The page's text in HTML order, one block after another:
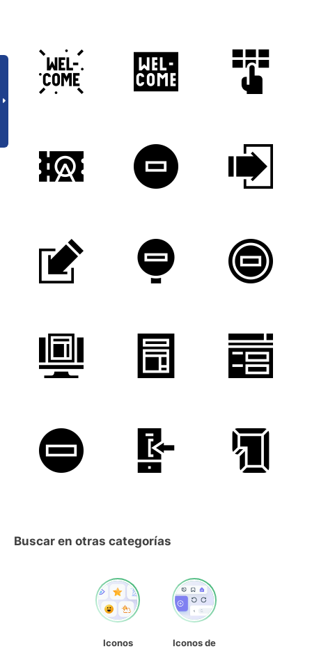
Buscar en otras categorías
Iconos
Iconos de